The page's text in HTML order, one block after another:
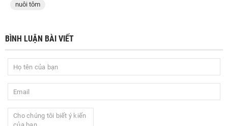
nuôi tôm
BÌNH LUẬN BÀI VIẾT